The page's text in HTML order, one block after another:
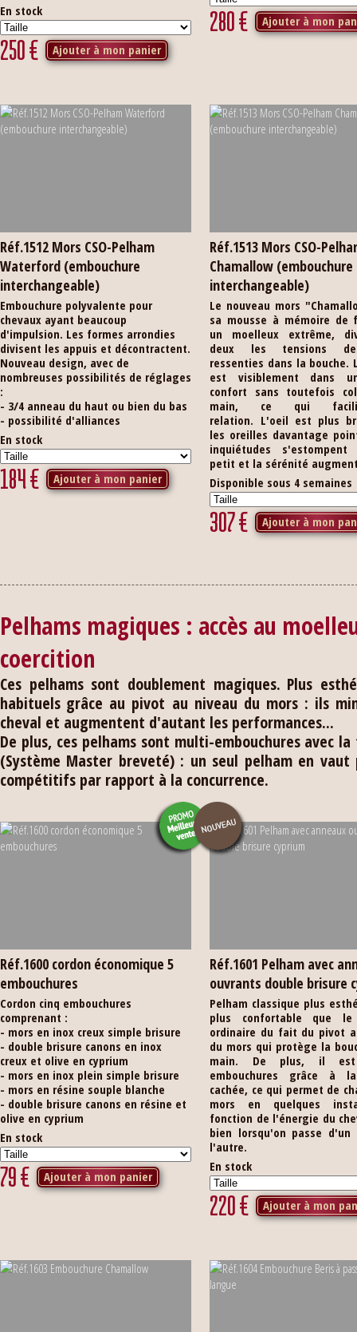
En stock
250€ Ajouter à mon panier
280€ Ajouter à mon
Réf.1512 Mors CSO-Pelham
Waterford (embouchure
interchangeable)
Embouchure polyvalente pour
chevaux ayant beaucoup
d'impulsion. Les formes arrondies
divisent les appuis et décontractent.
Nouveau design, avec de
nombreuses possibilités de réglages
:
- 3/4 anneau du haut ou bien du bas
- possibilité d'alliances
En stock
184€ Ajouter à mon panier
Réf.1513 Mors CSO-
Chamallow (embouchure
interchangeable)
Le nouveau mors
sa mousse à mémoire de
un moelleux extrême,
deux les tensions
ressenties dans la bouche.
est visiblement dans
confort sans toutefois
main, ce qui
relation. L'oeil est plus
les oreilles davantage
inquiétudes
petit et la sérénité
Disponible sous 4 semaines
307€ Ajouter à mon
Pelhams magiques : accès au
coercition
Ces pelhams sont doublement magiques. Plus
habituels grâce au pivot au niveau du mors : ils
cheval et augmentent d'autant les performances...
De plus, ces pelhams sont multi-embouchures avec
(Système Master breveté) : un seul pelham en
compétitifs par rapport à la concurrence.
Réf.1600 cordon économique 5
embouchures
Cordon cinq embouchures
comprenant :
- mors en inox creux simple brisure
- double brisure canons en inox
creux et olive en cyprium
- mors en inox plein simple brisure
- mors en résine souple blanche
- double brisure canons en résine et
olive en cyprium
En stock
79€ Ajouter à mon panier
Réf.1601 Pelham avec
ouvrants double brisure
Pelham classique plus
plus confortable que le
ordinaire du fait du pivot
du mors qui protège la
main. De plus, il
embouchures grâce à
cachée, ce qui permet de
mors en quelques
fonction de l'énergie du
bien lorsqu'on passe d'un
l'autre.
En stock
220€ Ajouter à mon